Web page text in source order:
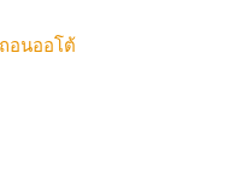
อนออโต้